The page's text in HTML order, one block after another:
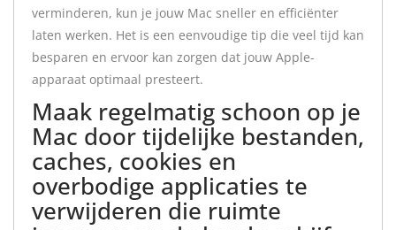
verminderen, kun je jouw Mac sneller en efficiënter
laten werken. Het is een eenvoudige tip die veel tijd kan
besparen en ervoor kan zorgen dat jouw Apple-
apparaat optimaal presteert.
Maak regelmatig schoon op je
Mac door tijdelijke bestanden,
caches, cookies en
overbodige applicaties te
verwijderen die ruimte